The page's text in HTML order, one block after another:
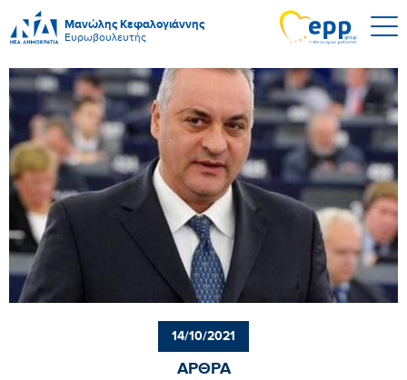
Μανώλης Κεφαλογιάννης
Ευρωβουλευτής
14/10/2021
ΑΡΘΡΑ